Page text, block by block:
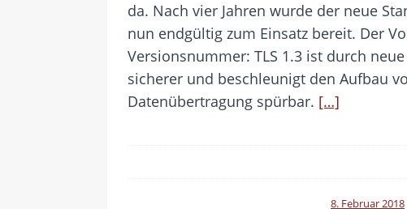
da. Nach vier Jahren wurde der neue
nun endgültig zum Einsatz bereit. Der
Versionsnummer: TLS 1.3 ist durch
sicherer und beschleunigt den Aufbau
Datenübertragung spürbar. […]
8. Februar 2018